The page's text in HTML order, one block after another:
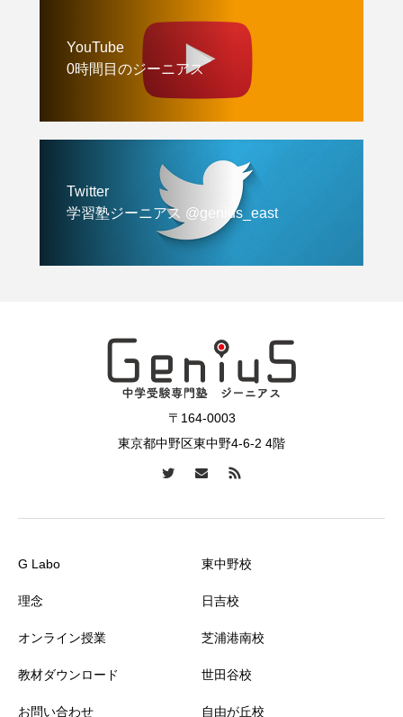
YouTube
0時間目のジーニアス
Twitter
学習塾ジーニアス @genius_east
〒164-0003
東京都中野区東中野4-6-2 4階
G Labo
理念
オンライン授業
教材ダウンロード
お問い合わせ
東中野校
日吉校
芝浦港南校
世田谷校
自由が丘校